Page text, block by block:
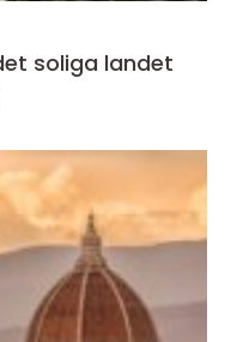
soliga landet